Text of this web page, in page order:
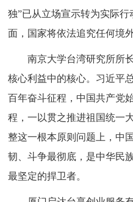
独”已从立场宣示转为实际
面，国家将依法追究任何境
南京大学台湾研究所所
核心利益中的核心。习近平
百年奋斗征程，中国共产党
程，一以贯之推进祖国统一
整这一根本原则问题上，中
韧、斗争最彻底，是中华民
最坚定的捍卫者。